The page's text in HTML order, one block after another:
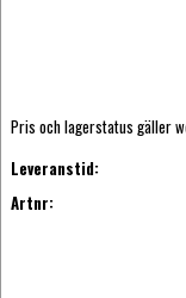
Pris och lagerstatus gäller
Leveranstid:
Artnr: